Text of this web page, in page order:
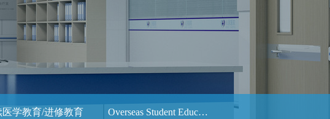
医学教育/进修教育 Overseas Student Education（海外留学生教育）